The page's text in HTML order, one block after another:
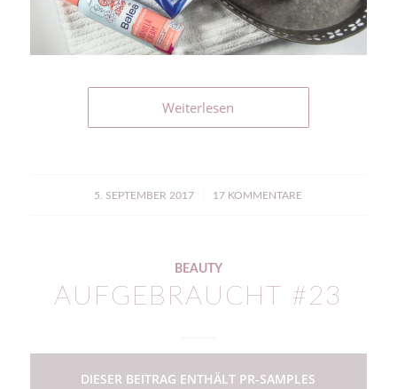
Weiterlesen
5. SEPTEMBER 2017
/ 17 KOMMENTARE
BEAUTY
AUFGEBRAUCHT #23
DIESER BEITRAG ENTHÄLT PR-SAMPLES